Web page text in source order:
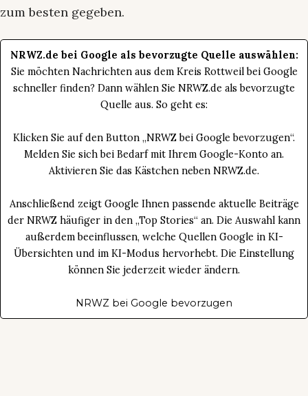
zum besten gegeben.
NRWZ.de bei Google als bevorzugte Quelle auswählen:
Sie möchten Nachrichten aus dem Kreis Rottweil bei Google
schneller finden? Dann wählen Sie NRWZ.de als bevorzugte
Quelle aus. So geht es:
Klicken Sie auf den Button „NRWZ bei Google bevorzugen“.
Melden Sie sich bei Bedarf mit Ihrem Google-Konto an.
Aktivieren Sie das Kästchen neben NRWZ.de.
Anschließend zeigt Google Ihnen passende aktuelle Beiträge
der NRWZ häufiger in den „Top Stories“ an. Die Auswahl kann
außerdem beeinflussen, welche Quellen Google in KI-
Übersichten und im KI-Modus hervorhebt. Die Einstellung
können Sie jederzeit wieder ändern.
NRWZ bei Google bevorzugen